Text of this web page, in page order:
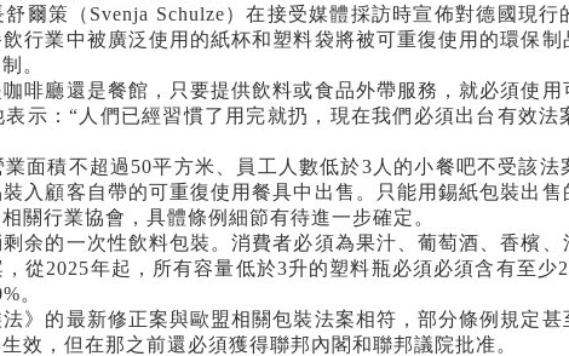
爾策（ Svenja Schulze）在接受媒體採訪時宣佈對德國現
行業中被廣泛使用的紙杯和塑料袋將被可重復使用的環保
。
廳還是餐館，只要提供飲料或食品外帶服務，就必須使用
表示：“ 人們已經習慣了用完就扔，現在我們必須出台有效
面積不超過 50平方米、員工人數低於3 人的小餐吧不受該
入顧客自帶的可重復使用餐具中出售。只能用錫紙包裝出售
關行業協會，具體條例細節有待進一步確定。
的一次性飲料包裝。消費者必須為果汁、葡萄酒、香檳、
從2025年起，所有容量低於3升的塑料瓶必須必須含有至少
。
的最新修正案與歐盟相關包裝法案相符，部分條例規定甚
效，但在那之前還必須獲得聯邦內閣和聯邦議院批准。